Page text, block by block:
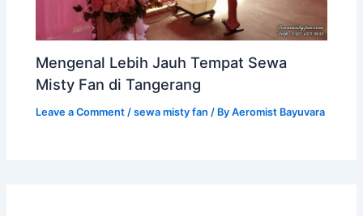
Mengenal Lebih Jauh Tempat Sewa
Misty Fan di Tangerang
Leave a Comment /sewa misty fan / ByAeromist Bayuvara